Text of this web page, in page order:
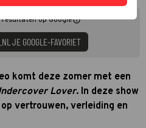
resultaten op Google
JE GOOGLE-FAVORIET
komt deze zomer met een
Lover. In deze show
vertrouwen, verleiding en